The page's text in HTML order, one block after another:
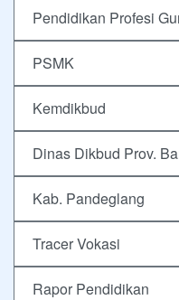
Pendidikan Profesi
PSMK
Kemdikbud
Dinas Dikbud Prov.
Kab. Pandeglang
Tracer Vokasi
Rapor Pendidikan